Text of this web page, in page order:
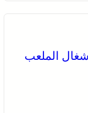
أشغال الملعب